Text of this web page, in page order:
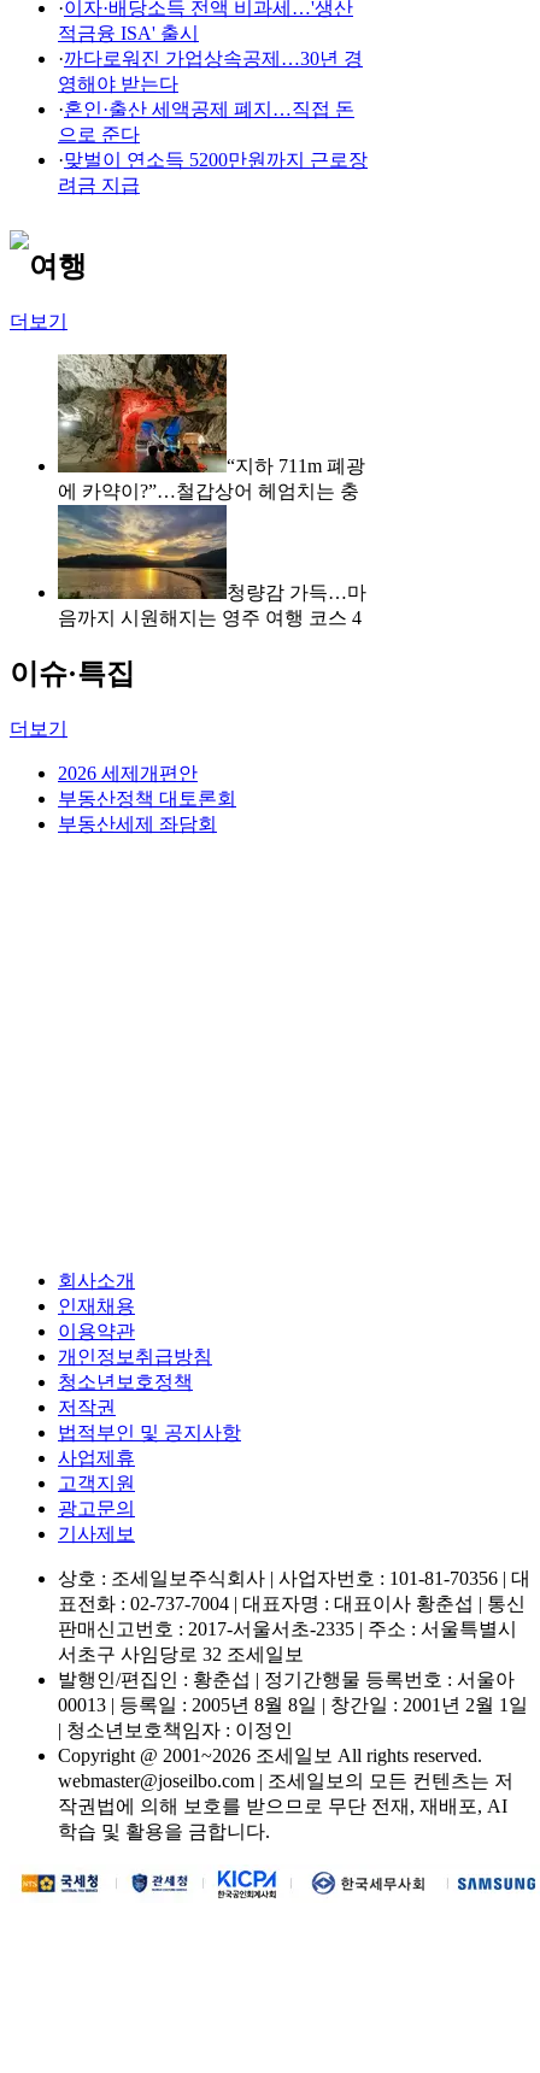
회사소개
인재채용
이용약관
개인정보취급방침
청소년보호정책
저작권
법적부인 및 공지사항
사업제휴
고객지원
광고문의
기사제보
상호 : 조세일보주식회사 | 사업자번호 : 101-81-70356 | 대
표전화 : 02-737-7004 | 대표자명 : 대표이사 황춘섭 | 통신
판매신고번호 : 2017-서울서초-2335 | 주소 : 서울특별시
서초구 사임당로 32 조세일보
발행인/편집인 : 황춘섭 | 정기간행물 등록번호 : 서울아
00013 | 등록일 : 2005년 8월 8일 | 창간일 : 2001년 2월 1일
| 청소년보호책임자 : 이정인
Copyright @ 2001~2026 조세일보 All rights reserved.
webmaster@joseilbo.com | 조세일보의 모든 컨텐츠는 저
작권법에 의해 보호를 받으므로 무단 전재, 재배포, AI
학습 및 활용을 금합니다.